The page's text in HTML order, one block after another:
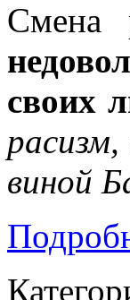
Смена
своих
виной